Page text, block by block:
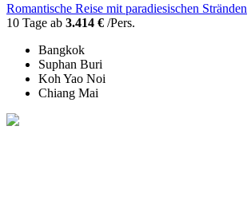
Romantische Reise mit paradiesischen Stränden
10 Tage ab 3.414 € /Pers.
Bangkok
Suphan Buri
Koh Yao Noi
Chiang Mai